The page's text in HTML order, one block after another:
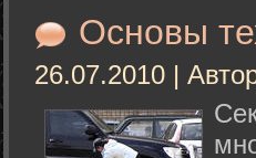
Основы
26.07.2010 |